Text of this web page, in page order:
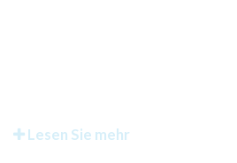
Lesen Sie mehr